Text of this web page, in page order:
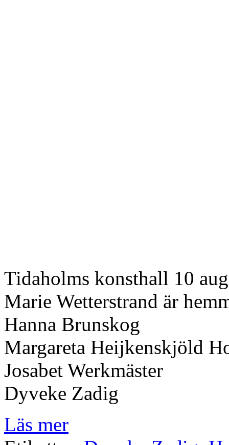
Tidaholms konsthall 10
Marie Wetterstrand är
Hanna Brunskog
Margareta Heijkenskjöld
Josabet Werkmäster
Dyveke Zadig
Läs mer